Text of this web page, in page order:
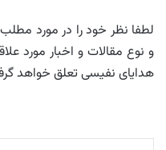
لطفا نظر خود را در مورد
و نوع مقالات و اخبار مورد
هدایای نفیسی تعلق خواهد